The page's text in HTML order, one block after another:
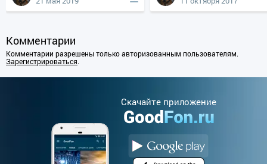
Комментарии
Комментарии разрешены только авторизованным пользователям.
Зарегистрироваться.
Cкачайте приложение